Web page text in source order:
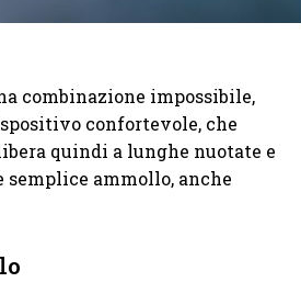
combinazione impossibile,
confortevole, che
quindi a lunghe nuotate e
ammollo, anche